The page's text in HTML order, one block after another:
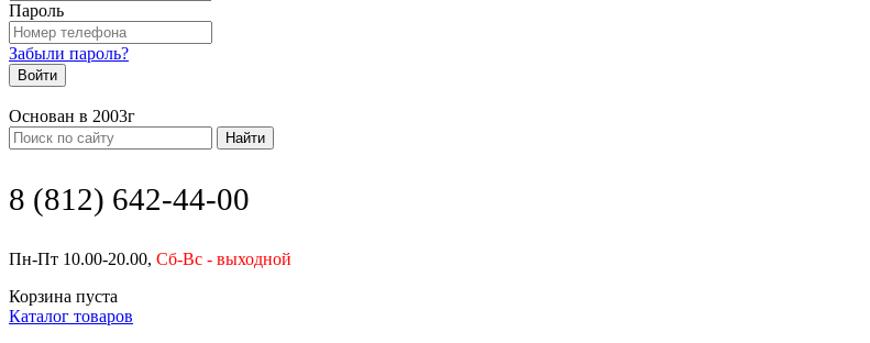
Пароль
Забыли пароль?
Войти
Основан в 2003г
Найти
8 (812) 642-44-00
Пн-Пт 10.00-20.00, Сб-Вс - выходной
Корзина пуста
Каталог товаров